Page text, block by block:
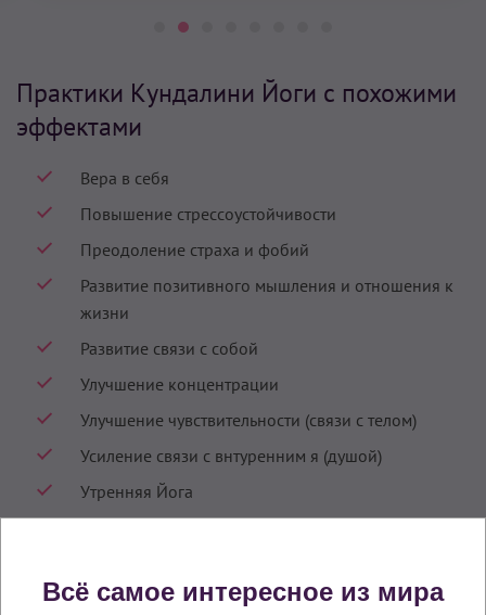
Практики Кундалини Йоги с похожими
эффектами
Вера в себя
Повышение стрессоустойчивости
Преодоление страха и фобий
Развитие позитивного мышления и отношения к
жизни
Развитие связи с собой
Улучшение концентрации
Улучшение чувствительности (связи с телом)
Усиление связи с внтуренним я (душой)
Утренняя Йога
«Медитация для стабильного «я»»
Всё самое интересное из мира